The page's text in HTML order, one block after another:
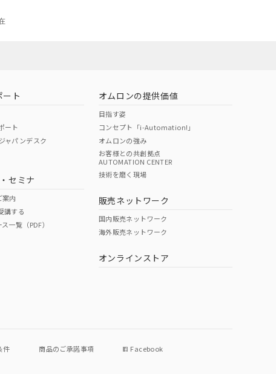
ート
ート
ャパンデスク
セミナ
案内
講する
一覧（PDF）
オムロンの提供価値
目指す姿
コンセプト「i-Automation!」
オムロンの強み
お客様との共創拠点
AUTOMATION CENTER
技術を磨く現場
販売ネットワーク
国内販売ネットワーク
海外販売ネットワーク
オンラインストア
件 商品のご承諾事項 Facebook